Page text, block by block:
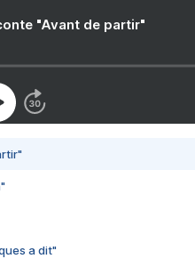
"Avant de partir"
a dit"